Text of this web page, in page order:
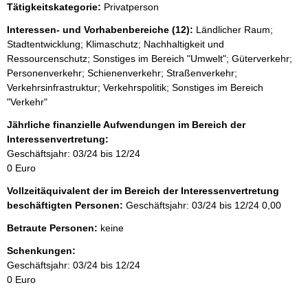
r
n
w
e
i
s
e
r
Tätigkeitskategorie: Privatperson
Interessen- und Vorhabenbereiche (12): Ländlicher Raum;
Stadtentwicklung; Klimaschutz; Nachhaltigkeit und
Ressourcenschutz; Sonstiges im Bereich "Umwelt"; Güterverkehr;
Personenverkehr; Schienenverkehr; Straßenverkehr;
Verkehrsinfrastruktur; Verkehrspolitik; Sonstiges im Bereich
"Verkehr"
Jährliche finanzielle Aufwendungen im Bereich der
Interessenvertretung:
Geschäftsjahr: 03/24 bis 12/24
0 Euro
Vollzeitäquivalent der im Bereich der Interessenvertretung
beschäftigten Personen: Geschäftsjahr: 03/24 bis 12/24 0,00
Betraute Personen: keine
Schenkungen:
Geschäftsjahr: 03/24 bis 12/24
0 Euro